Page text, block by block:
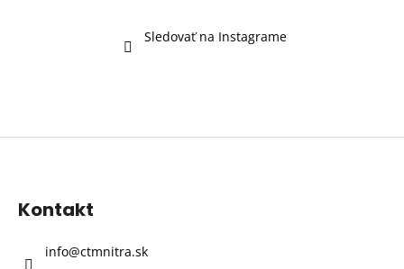
Sledovať na Instagrame
Kontakt
info@ctmnitra.sk